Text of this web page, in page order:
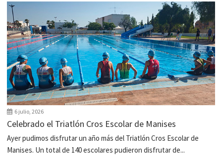
6 julio, 2026
Celebrado el Triatlón Cros Escolar de Manises
Ayer pudimos disfrutar un año más del Triatlón Cros Escolar de
Manises. Un total de 140 escolares pudieron disfrutar de...